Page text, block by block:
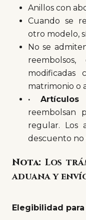
Anillos con
Cuando se
otro modelo,
No se
matrimonio o
·
reembolsan
regular. Los
descuento no
Nota: Los
aduana y
Elegibilidad